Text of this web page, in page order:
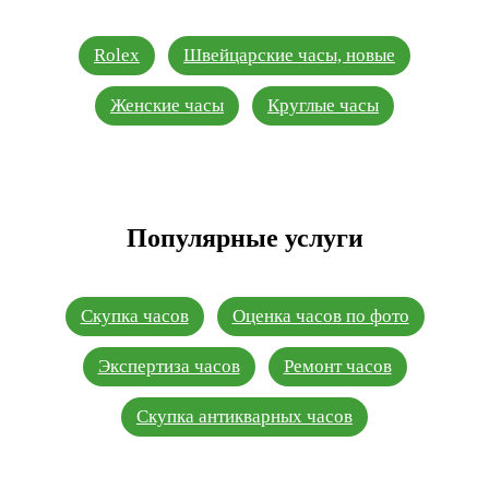
Rolex Швейцарские часы, новые
Женские часы Круглые часы
Популярные услуги
Скупка часов Оценка часов по фото
Экспертиза часов Ремонт часов
Скупка антикварных часов